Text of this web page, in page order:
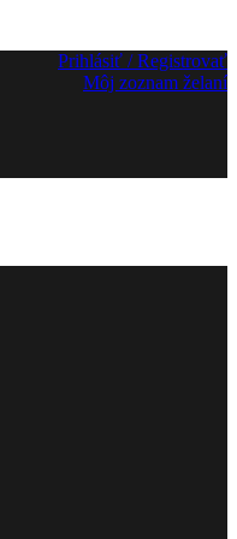
Prihlásiť / Registrovať
Môj zoznam želaní